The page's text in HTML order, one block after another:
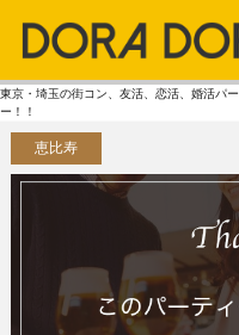
東京・埼玉の街コン、友活、恋活、婚活パ
ー！！
恵比寿